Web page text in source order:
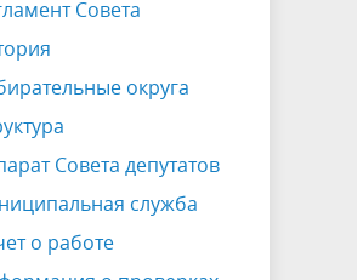
Совета
округа
Совета депутатов
служба
о работе